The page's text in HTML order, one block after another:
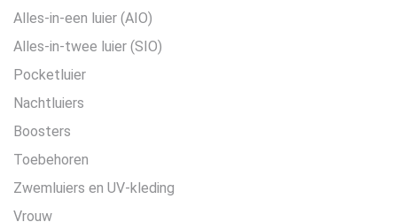
Alles-in-een luier (AIO)
Alles-in-twee luier (SIO)
Pocketluier
Nachtluiers
Boosters
Toebehoren
Zwemluiers en UV-kleding
Vrouw